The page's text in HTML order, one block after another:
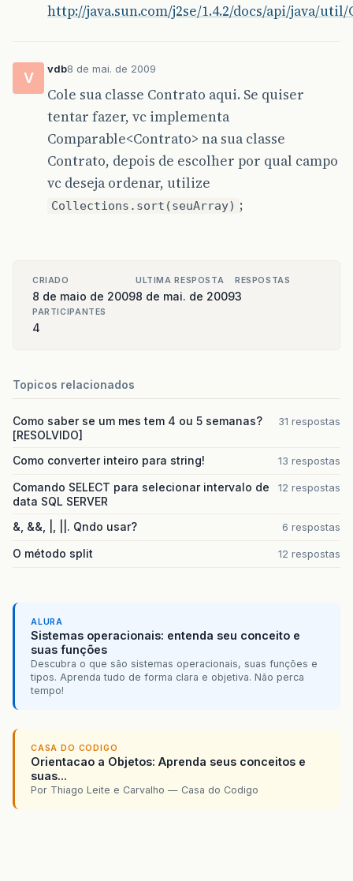
http://java.sun.com/j2se/1.4.2/docs/api/java/
V
vdb8 de mai. de 2009
Cole sua classe Contrato aqui. Se quiser
tentar fazer, vc implementa
Comparable<Contrato> na sua classe
Contrato, depois de escolher por qual campo
vc deseja ordenar, utilize
Collections.sort(seuArray) ;
CRIADO
8 de maio de 2009
ULTIMA RESPOSTA
8 de mai. de 2009
RESPOSTAS
3
PARTICIPANTES
4
Topicos relacionados
Como saber se um mes tem 4 ou 5 semanas?
[RESOLVIDO]
31 respostas
Como converter inteiro para string! 13 respostas
Comando SELECT para selecionar intervalo de
data SQL SERVER
12 respostas
&, &&, |, ||. Qndo usar? 6 respostas
O método split 12 respostas
ALURA
Sistemas operacionais: entenda seu conceito e
suas funções
Descubra o que são sistemas operacionais, suas funções e
tipos. Aprenda tudo de forma clara e objetiva. Não perca
tempo!
CASA DO CODIGO
Orientacao a Objetos: Aprenda seus conceitos e
suas...
Por Thiago Leite e Carvalho — Casa do Codigo